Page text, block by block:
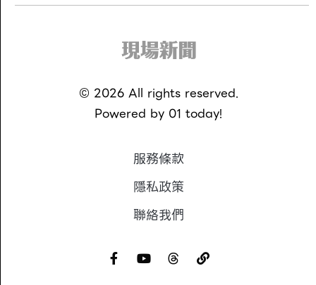
© 2026All rights reserved.
Powered by 01 today!
服務條款
隱私政策
聯絡我們